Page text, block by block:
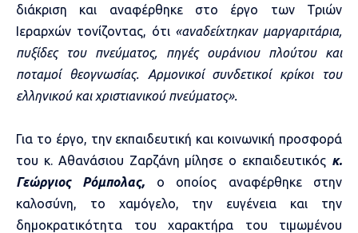
διάκριση και αναφέρθηκε στο έργο των Τριών
Ιεραρχών τονίζοντας, ότι «αναδείχτηκαν μαργαριτάρια,
πυξίδες του πνεύματος, πηγές ουράνιου πλούτου και
ποταμοί θεογνωσίας. Αρμονικοί συνδετικοί κρίκοι του
ελληνικού και χριστιανικού πνεύματος».
Για το έργο, την εκπαιδευτική και κοινωνική προσφορά
του κ. Αθανάσιου Ζαρζάνη μίλησε ο εκπαιδευτικός κ.
Γεώργιος Ρόμπολας, ο οποίος αναφέρθηκε στην
καλοσύνη, το χαμόγελο, την ευγένεια και την
δημοκρατικότητα του χαρακτήρα του τιμωμένου